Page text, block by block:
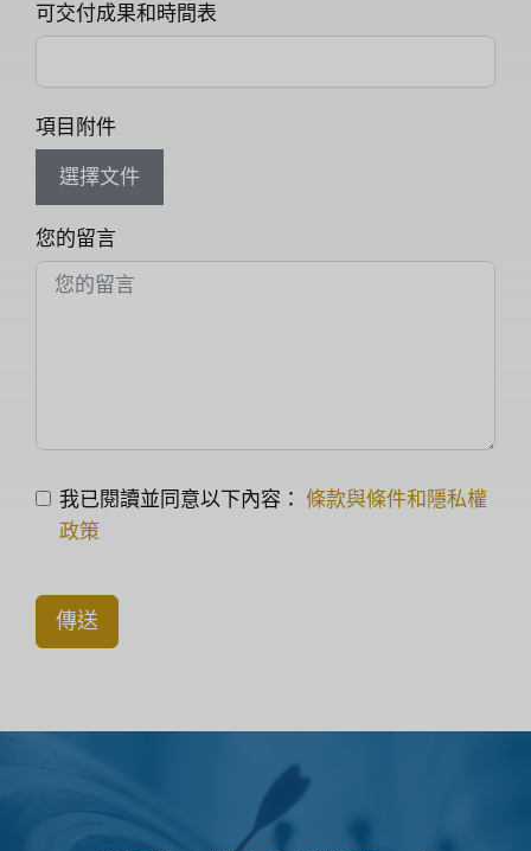
可交付成果和時間表
項目附件
選擇文件
您的留言
我已閱讀並同意以下內容： 條款與條件和隱私權
政策
傳送